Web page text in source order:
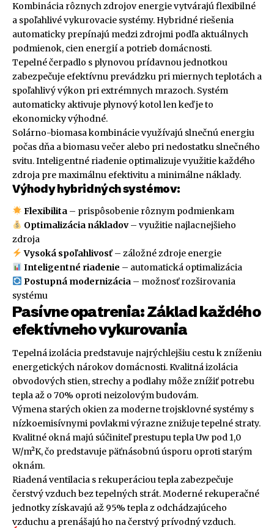
Kombinácia rôznych zdrojov energie vytvárajú flexibilné
a spoľahlivé vykurovacie systémy. Hybridné riešenia
automaticky prepínajú medzi zdrojmi podľa aktuálnych
podmienok, cien energií a potrieb domácnosti.
Tepelné čerpadlo s plynovou prídavnou jednotkou
zabezpečuje efektívnu prevádzku pri miernych teplotách a
spoľahlivý výkon pri extrémnych mrazoch. Systém
automaticky aktivuje plynový kotol len keď je to
ekonomicky výhodné.
Solárno-biomasa kombinácie využívajú slnečnú energiu
počas dňa a biomasu večer alebo pri nedostatku slnečného
svitu. Inteligentné riadenie optimalizuje využitie každého
zdroja pre maximálnu efektivitu a minimálne náklady.
Výhody hybridných systémov:
Flexibilita– prispôsobenie rôznym podmienkam
Optimalizácia nákladov– využitie najlacnejšieho
zdroja
Vysoká spoľahlivosť– záložné zdroje energie
Inteligentné riadenie – automatická optimalizácia
Postupná modernizácia– možnosť rozširovania
systému
Pasívne opatrenia: Základ každého
efektívneho vykurovania
Tepelná izolácia predstavuje najrýchlejšiu cestu k zníženiu
energetických nárokov domácnosti. Kvalitná izolácia
obvodových stien, strechy a podlahy môže znížiť potrebu
tepla až o 70% oproti neizolovým budovám.
Výmena starých okien za moderne trojsklovné systémy s
nízkoemisívnymi povlakmi výrazne znižuje tepelné straty.
Kvalitné okná majú súčiniteľ prestupu tepla Uw pod 1,0
W/m²K, čo predstavuje päťnásobnú úsporu oproti starým
oknám.
Riadená ventilacia s rekuperáciou tepla zabezpečuje
čerstvý vzduch bez tepelných strát. Moderné rekuperačné
jednotky získavajú až 95% tepla z odchádzajúceho
vzduchu a prenášajú ho na čerstvý prívodný vzduch.